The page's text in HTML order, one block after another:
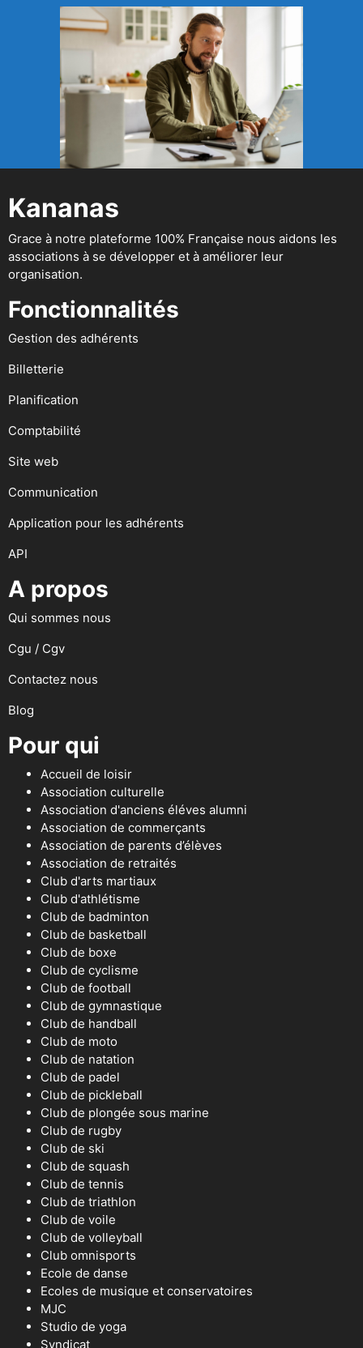
Kananas
Grace à notre plateforme 100% Française nous aidons les
associations à se développer et à améliorer leur
organisation.
Fonctionnalités
Gestion des adhérents
Billetterie
Planification
Comptabilité
Site web
Communication
Application pour les adhérents
API
A propos
Qui sommes nous
Cgu / Cgv
Contactez nous
Blog
Pour qui
Accueil de loisir
Association culturelle
Association d'anciens éléves alumni
Association de commerçants
Association de parents d’élèves
Association de retraités
Club d'arts martiaux
Club d'athlétisme
Club de badminton
Club de basketball
Club de boxe
Club de cyclisme
Club de football
Club de gymnastique
Club de handball
Club de moto
Club de natation
Club de padel
Club de pickleball
Club de plongée sous marine
Club de rugby
Club de ski
Club de squash
Club de tennis
Club de triathlon
Club de voile
Club de volleyball
Club omnisports
Ecole de danse
Ecoles de musique et conservatoires
MJC
Studio de yoga
Syndicat